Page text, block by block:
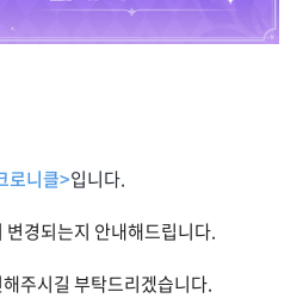
로니클>입니다.
경되는지 안내해드립니다.
주시길 부탁드리겠습니다.